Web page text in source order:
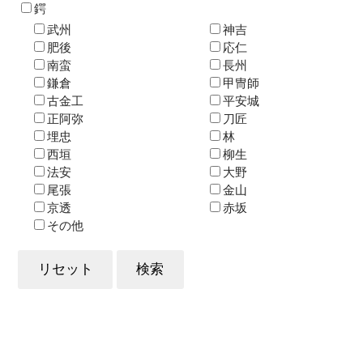
鍔
武州
神吉
肥後
応仁
南蛮
長州
鎌倉
甲冑師
古金工
平安城
正阿弥
刀匠
埋忠
林
西垣
柳生
法安
大野
尾張
金山
京透
赤坂
その他